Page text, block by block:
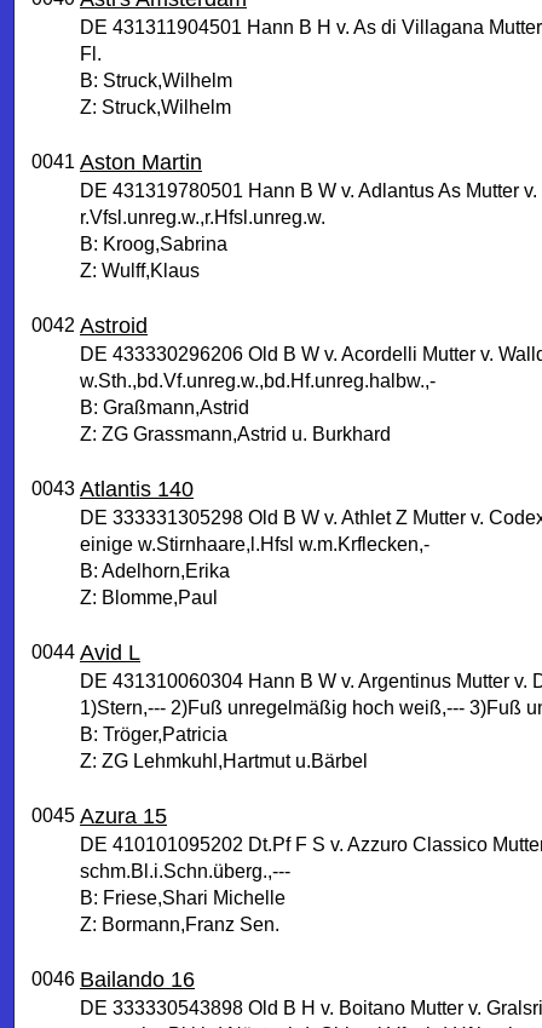
DE 431311904501 Hann B H v. As di Villagana
Fl.
B: Struck,Wilhelm
Z: Struck,Wilhelm
0041 Aston Martin
DE 431319780501 Hann B W v. Adlantus As Mutter
r.Vfsl.unreg.w.,r.Hfsl.unreg.w.
B: Kroog,Sabrina
Z: Wulff,Klaus
0042 Astroid
DE 433330296206 Old B W v. Acordelli Mutter v.
w.Sth.,bd.Vf.unreg.w.,bd.Hf.unreg.halbw.,-
B: Graßmann,Astrid
Z: ZG Grassmann,Astrid u. Burkhard
0043 Atlantis 140
DE 333331305298 Old B W v. Athlet Z Mutter v.
einige w.Stirnhaare,l.Hfsl w.m.Krflecken,-
B: Adelhorn,Erika
Z: Blomme,Paul
0044 Avid L
DE 431310060304 Hann B W v. Argentinus Mutter v.
1)Stern,--- 2)Fuß unregelmäßig hoch weiß,--- 3)Fuß
B: Tröger,Patricia
Z: ZG Lehmkuhl,Hartmut u.Bärbel
0045 Azura 15
DE 410101095202 Dt.Pf F S v. Azzuro Classico
schm.Bl.i.Schn.überg.,---
B: Friese,Shari Michelle
Z: Bormann,Franz Sen.
0046 Bailando 16
DE 333330543898 Old B H v. Boitano Mutter v.